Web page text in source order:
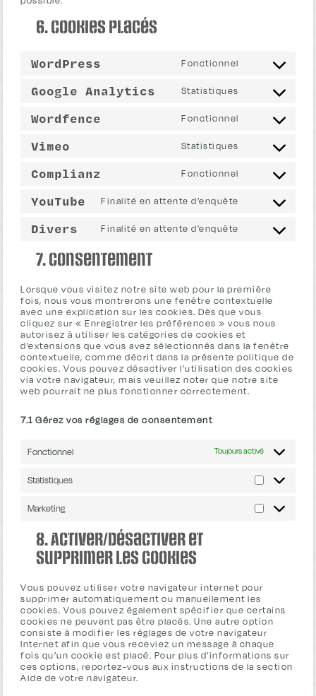
6. Cookies placés
WordPress Fonctionnel
Consent
wordpress
Google Analytics Statistiques
Consent
google-
Wordfence Fonctionnel
Consent
wordfence
Vimeo Statistiques
Consent
vimeo
Complianz Fonctionnel
Consent
complianz
YouTube Finalité en attente d’enquête
Consent
Divers Finalité en attente d’enquête
Consent
divers
7. Consentement
Lorsque vous visitez notre site web pour la première
fois, nous vous montrerons une fenêtre contextuelle
avec une explication sur les cookies. Dès que vous
cliquez sur « Enregistrer les préférences » vous nous
autorisez à utiliser les catégories de cookies et
d’extensions que vous avez sélectionnés dans la fenêtre
contextuelle, comme décrit dans la présente politique de
cookies. Vous pouvez désactiver l’utilisation des cookies
via votre navigateur, mais veuillez noter que notre site
web pourrait ne plus fonctionner correctement.
7.1 Gérez vos réglages de consentement
Fonctionnel Toujours activé
Statistiques
Statistiques
Marketing
Marketing
8. Activer/désactiver et
supprimer les cookies
Vous pouvez utiliser votre navigateur internet pour
supprimer automatiquement ou manuellement les
cookies. Vous pouvez également spécifier que certains
cookies ne peuvent pas être placés. Une autre option
consiste à modifier les réglages de votre navigateur
Internet afin que vous receviez un message à chaque
fois qu’un cookie est placé. Pour plus d’informations sur
ces options, reportez-vous aux instructions de la section
Aide de votre navigateur.